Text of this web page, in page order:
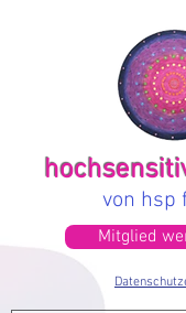
von hsp
Mitglied